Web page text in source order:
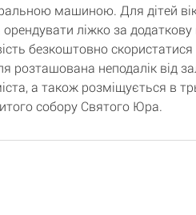
машиною. Для дітей
ліжко за додаткову
безкоштовно
розташована неподалік від
а також розміщується в
собору Святого Юра.